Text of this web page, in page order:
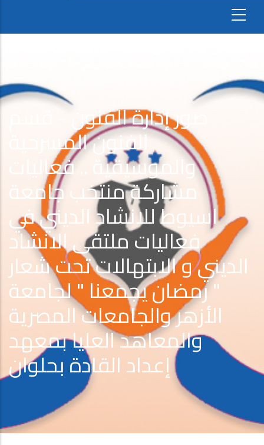
صور إدارة الفنون - قسم
الفنون المسرحية
والموسيقية .. فعاليات
مشاركة منتخب جامعة
اسيوط للانشاد الديني في
فعاليات ملتقى الانشاد
الديني و الابتهالات تحت شعار
" رمضان يجمعنا " لجامعة
الأزهر والجامعات المصرية
والمعاهد العليا بمعهد
إعداد القادة بحلوان